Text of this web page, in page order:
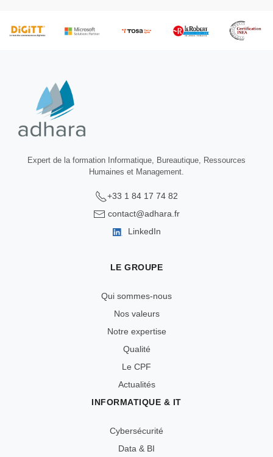
Expert de la formation Informatique, Bureautique, Ressources
Humaines et Management.
+33 1 84 17 74 82
contact@adhara.fr
LinkedIn
LE GROUPE
Qui sommes-nous
Nos valeurs
Notre expertise
Qualité
Le CPF
Actualités
INFORMATIQUE & IT
Cybersécurité
Data & BI